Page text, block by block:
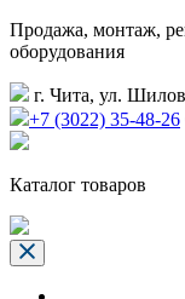
Продажа, монтаж,
оборудования
г. Чита, ул.
+7 (3022) 35-48-26
Каталог товаров